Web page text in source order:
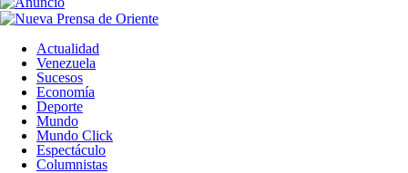
Actualidad
Venezuela
Sucesos
Economía
Deporte
Mundo
Mundo Click
Espectáculo
Columnistas